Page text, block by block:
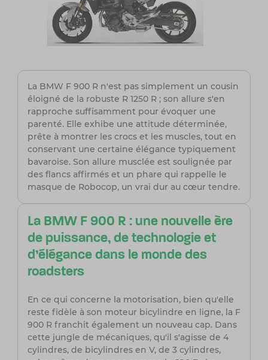
La BMW F 900 R n'est pas simplement un cousin
éloigné de la robuste R 1250 R ; son allure s'en
rapproche suffisamment pour évoquer une
parenté. Elle exhibe une attitude déterminée,
prête à montrer les crocs et les muscles, tout en
conservant une certaine élégance typiquement
bavaroise. Son allure musclée est soulignée par
des flancs affirmés et un phare qui rappelle le
masque de Robocop, un vrai dur au cœur tendre.
La BMW F 900 R : une nouvelle ère
de puissance, de technologie et
d'élégance dans le monde des
roadsters
En ce qui concerne la motorisation, bien qu'elle
reste fidèle à son moteur bicylindre en ligne, la F
900 R franchit également un nouveau cap. Dans
cette jungle de mécaniques, qu'il s'agisse de 4
cylindres, de bicylindres en V, de 3 cylindres,